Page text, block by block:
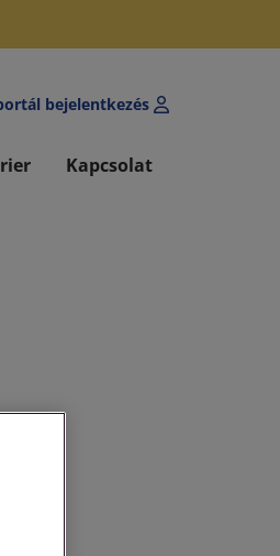
bejelentkezés
Kapcsolat